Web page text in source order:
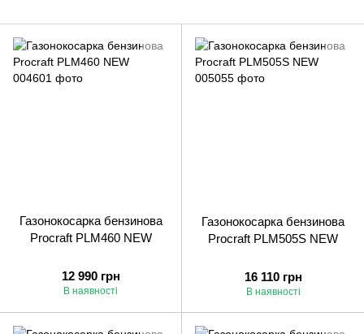
Газонокосарка бензинова
Procraft PLM460 NEW
12 990 грн
В наявності
Газонокосарка бензинова
Procraft PLM505S NEW
16 110 грн
В наявності